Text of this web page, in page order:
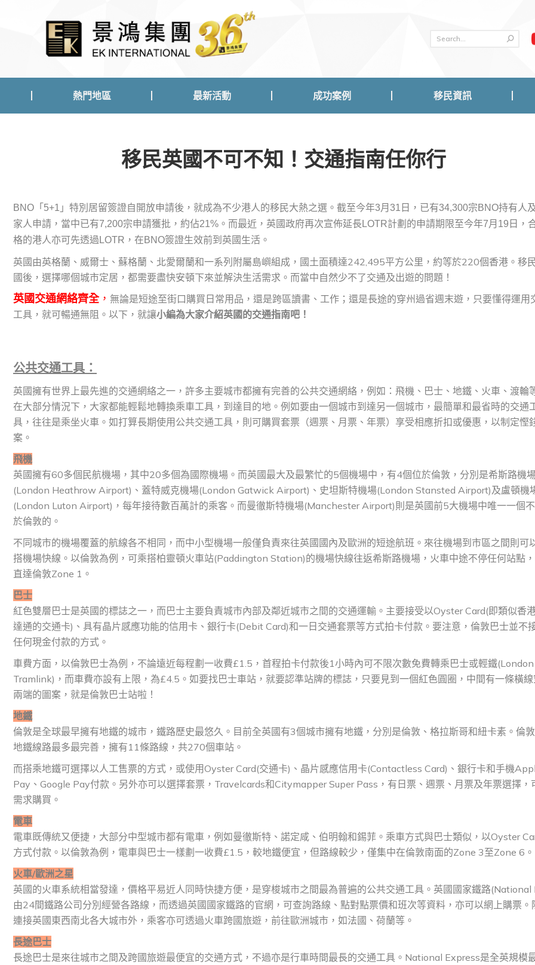
熱門地區 最新活動 成功案例 移民資訊
移民英國不可不知！交通指南任你行
BNO「5+1」特別居留簽證自開放申請後，就成為不少港人的移民大熱之選。截至今年3月31日，已有34,300宗BNO持有人
家人申請，當中已有7,200宗申請獲批，約佔21%。而最近，英國政府再次宣佈延長LOTR計劃的申請期限至今年7月19日，
格的港人亦可先透過LOTR，在BNO簽證生效前到英國生活。
英國由英格蘭、威爾士、蘇格蘭、北愛爾蘭和一系列附屬島嶼組成，國土面積達242,495平方公里，約等於220個香港。移
國後，選擇哪個城市定居，都需要盡快安頓下來並解決生活需求。而當中自然少不了交通及出遊的問題！
英國交通網絡齊全， 無論是短途至街口購買日常用品，還是跨區讀書、工作；還是長途的穿州過省週末遊，只要懂得運用
工具，就可暢通無阻。以下，就讓小編為大家介紹英國的交通指南吧！
公共交通工具：
英國擁有世界上最先進的交通網絡之一，許多主要城市都擁有完善的公共交通網絡，例如：飛機、巴士、地鐵、火車、渡輪
在大部分情況下，大家都能輕鬆地轉換乘車工具，到達目的地。例如要由一個城市到達另一個城市，最簡單和最省時的交通
具，往往是乘坐火車。如打算長期使用公共交通工具，則可購買套票（週票、月票、年票）享受相應折扣或優惠，以制定慳
案。
飛機
英國擁有60多個民航機場，其中20多個為國際機場。而英國最大及最繁忙的5個機場中，有4個位於倫敦，分別是希斯路機
(London Heathrow Airport)、蓋特威克機場(London Gatwick Airport)、史坦斯特機場(London Stansted Airport)及盧頓機
(London Luton Airport)，每年接待數百萬計的乘客。而曼徹斯特機場(Manchester Airport)則是英國前5大機場中唯一一個
於倫敦的。
不同城市的機場覆蓋的航線各不相同，而中小型機場一般僅負責來往英國國內及歐洲的短途航班。來往機場到市區之間則可
搭機場快線。以倫敦為例，可乘搭柏靈頓火車站(Paddington Station)的機場快線往返希斯路機場，火車中途不停任何站點
直達倫敦Zone 1。
巴士
紅色雙層巴士是英國的標誌之一，而巴士主要負責城市內部及鄰近城市之間的交通運輸。主要接受以Oyster Card(即類似香
達通的交通卡)、具有晶片感應功能的信用卡、銀行卡(Debit Card)和一日交通套票等方式拍卡付款。要注意，倫敦巴士並不
任何現金付款的方式。
車費方面，以倫敦巴士為例，不論遠近每程劃一收費£1.5，首程拍卡付款後1小時內可不限次數免費轉乘巴士或輕鐵(London
Tramlink)，而車費亦設有上限，為£4.5。如要找巴士車站，就要認準站牌的標誌，只要見到一個紅色圓圈，中間有一條橫線
兩端的圖案，就是倫敦巴士站啦！
地鐵
倫敦是全球最早擁有地鐵的城市，鐵路歷史最悠久。目前全英國有3個城市擁有地鐵，分別是倫敦、格拉斯哥和紐卡素。倫
地鐵線路最多最完善，擁有11條路線，共270個車站。
而搭乘地鐵可選擇以人工售票的方式，或使用Oyster Card(交通卡)、晶片感應信用卡(Contactless Card)、銀行卡和手機
Pay、Google Pay付款。另外亦可以選擇套票，Travelcards和Citymapper Super Pass，有日票、週票、月票及年票選擇，
需求購買。
電車
電車既傳統又便捷，大部分中型城市都有電車，例如曼徹斯特、諾定咸、伯明翰和錫菲。乘車方式與巴士類似，以Oyster
方式付款。以倫敦為例，電車與巴士一樣劃一收費£1.5，較地鐵便宜，但路線較少，僅集中在倫敦南面的Zone 3至Zone 6。
火車/歐洲之星
英國的火車系統相當發達，價格平易近人同時快捷方便，是穿梭城市之間最為普遍的公共交通工具。英國國家鐵路(National
由24間鐵路公司分別經營各路線，而透過英國國家鐵路的官網，可查詢路線、點對點票價和班次等資料，亦可以網上購票。
連接英國東西南北各大城市外，乘客亦可透過火車跨國旅遊，前往歐洲城市，如法國、荷蘭等。
長途巴士
長途巴士是來往城市之間及跨國旅遊最便宜的交通方式，不過亦是行車時間最長的交通工具。National Express是全英規模
熱門地區 最新活動